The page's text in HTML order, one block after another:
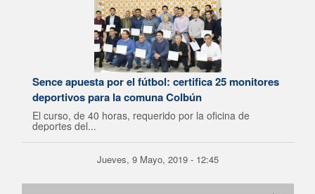
Sence apuesta por el fútbol: certifica 25 monitores
deportivos para la comuna Colbún
El curso, de 40 horas, requerido por la oficina de
deportes del...
Jueves, 9 Mayo, 2019 - 12:45